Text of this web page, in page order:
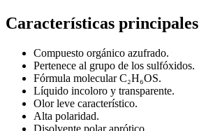
Características principales
Compuesto orgánico azufrado.
Pertenece al grupo de los sulfóxidos.
Fórmula molecular C₂H₆OS.
Líquido incoloro y transparente.
Olor leve característico.
Alta polaridad.
Disolvente polar aprótico.